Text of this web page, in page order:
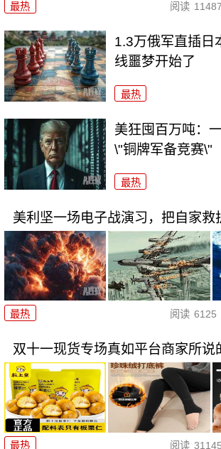
最热 阅读 11487
1.3万俄军直插日
线噩梦开始了
最热
美狂囤百万吨：
\"铜牌军备竞赛\"
最热
美利坚一场电子战演习，把自家救
最热 阅读 6125
双十一现货专场真如平台商家所说
最热 阅读 31145